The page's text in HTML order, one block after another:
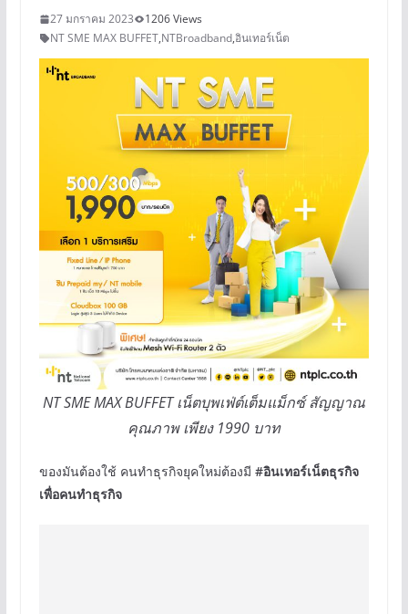
27 มกราคม 2023
1206 Views
NT SME MAX BUFFET,NTBroadband,อินเทอร์เน็ต
NT SME MAX BUFFET เน็ตบุพเฟ่ต์เต็มแม็กซ์ สัญญาณ
คุณภาพ เพียง 1990 บาท
ของมันต้องใช้ คนทำธุรกิจยุคใหม่ต้องมี #อินเทอร์เน็ตธุรกิจ
เพื่อคนทำธุรกิจ